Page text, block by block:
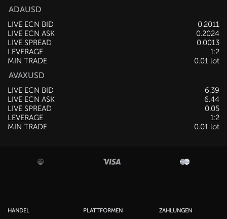
ADAUSD
LIVE ECN BID
0.2012
LIVE ECN ASK
0.2025
LIVE SPREAD
0.0013
LEVERAGE
1:2
MIN TRADE
0.01 lot
AVAXUSD
LIVE ECN BID
6.39
LIVE ECN ASK
6.44
LIVE SPREAD
0.05
LEVERAGE
1:2
MIN TRADE
0.01 lot
HANDEL PLATTFORMEN ZAHLUNGEN